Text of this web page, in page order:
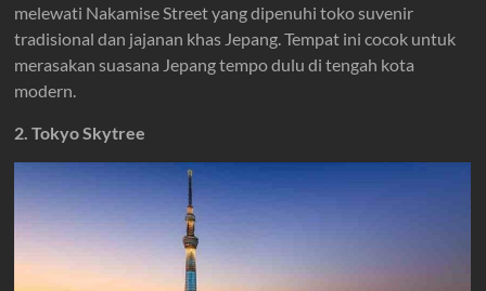
melewati Nakamise Street yang dipenuhi toko suvenir
tradisional dan jajanan khas Jepang. Tempat ini cocok untuk
merasakan suasana Jepang tempo dulu di tengah kota
modern.
2. Tokyo Skytree